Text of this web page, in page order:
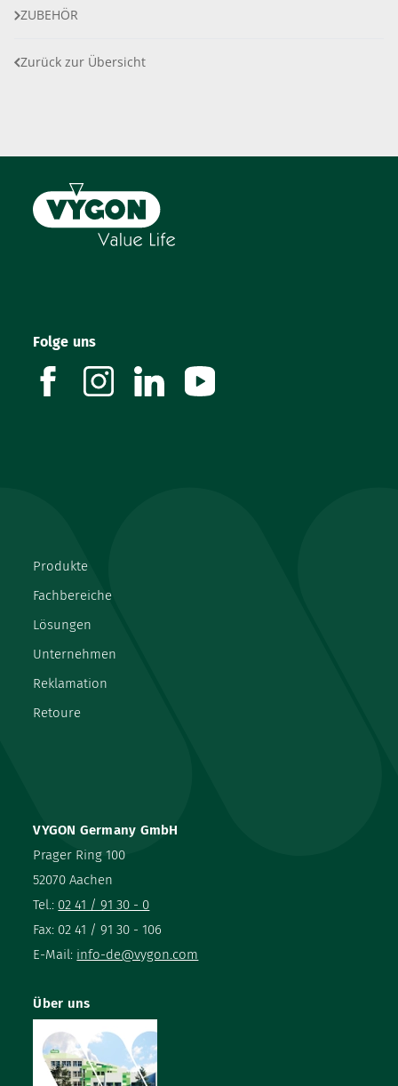
ZUBEHÖR
Zurück zur Übersicht
VYGON Germany GmbH
Prager Ring 100
52070 Aachen
Tel.: 02 41 / 91 30 - 0
Fax: 02 41 / 91 30 - 106
E-Mail: info-de@vygon.com
Produkte
Fachbereiche
Lösungen
Unternehmen
Reklamation
Retoure
Über uns
Folge uns